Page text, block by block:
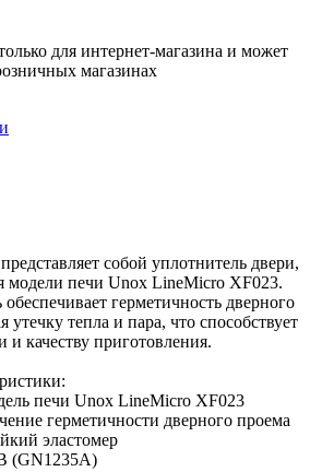
для интернет-магазина и может
магазинах
собой уплотнитель двери,
модели печи Unox LineMicro XF023.
герметичность дверного
утечку тепла и пара, что способствует
и качеству приготовления.
печи Unox LineMicro XF023
герметичности дверного проема
эластомер
(GN1235A)